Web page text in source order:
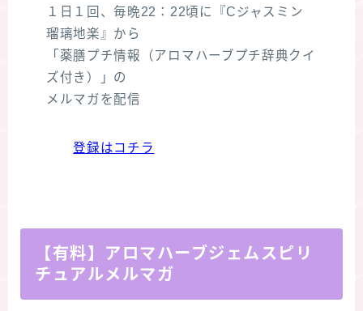
１日１回、毎晩22：22頃に『Cジャスミン
瑠璃地楽』から
「薬膳プチ情報（アロマハーブプチ辞典クイ
ズ付き）」の
メルマガを配信
登録はコチラ
【有料】アロマハーブジェムスピリ
チュアルメルマガ